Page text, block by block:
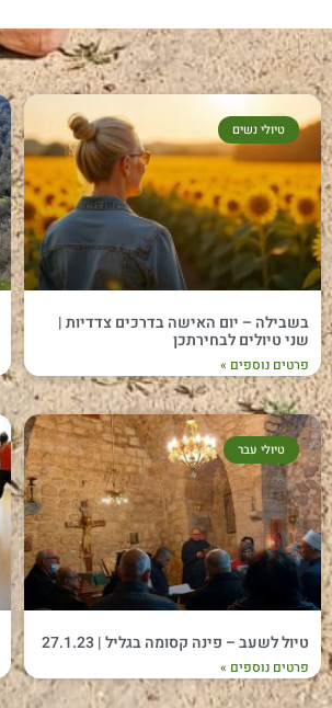
טיולי נשים
בשבילה – יום האישה בדרכים צדדיות |
שני טיולים לבחירתכן
פרטים נוספים »
טיולי עבר
טיול לשעב – פינה קסומה בגליל | 27.1.23
פרטים נוספים »